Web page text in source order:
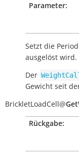
Parameter:
Setzt die
ausgelöst wird.
Der
Gewicht seit
BrickletLoadCell@
Rückgabe: